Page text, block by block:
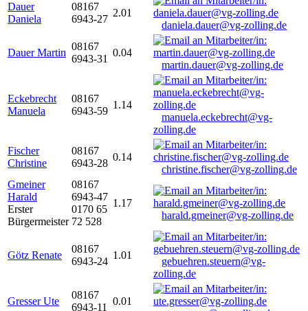
Dauer
Daniela
08167
6943-27
2.01
daniela.dauer@vg-zolling.de
Dauer Martin
08167
6943-31
0.04
martin.dauer@vg-zolling.de
Eckebrecht
Manuela
08167
6943-59
1.14
manuela.eckebrecht@vg-
zolling.de
Fischer
Christine
08167
6943-28
0.14
christine.fischer@vg-zolling.de
Gmeiner
Harald
Erster
Bürgermeister
08167
6943-47
0170 65
72 528
1.17
harald.gmeiner@vg-zolling.de
Götz Renate
08167
6943-24
1.01
gebuehren.steuern@vg-
zolling.de
Gresser Ute
08167
6943-11
0.01